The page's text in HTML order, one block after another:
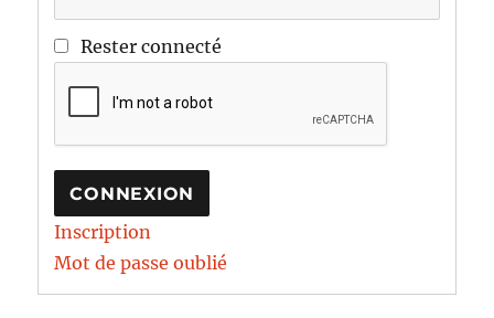
Rester connecté
CONNEXION
Inscription
Mot de passe oublié